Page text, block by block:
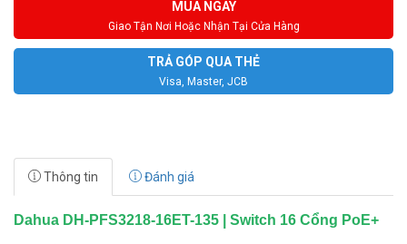
MUA NGAY
Giao Tận Nơi Hoặc Nhận Tại Cửa Hàng
TRẢ GÓP QUA THẺ
Visa, Master, JCB
Thông tin Đánh giá
Dahua DH-PFS3218-16ET-135 | Switch 16 Cổng PoE+